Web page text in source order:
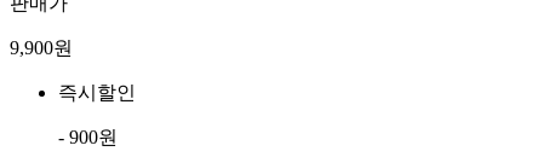
판매가
9,900원
즉시할인
- 900원